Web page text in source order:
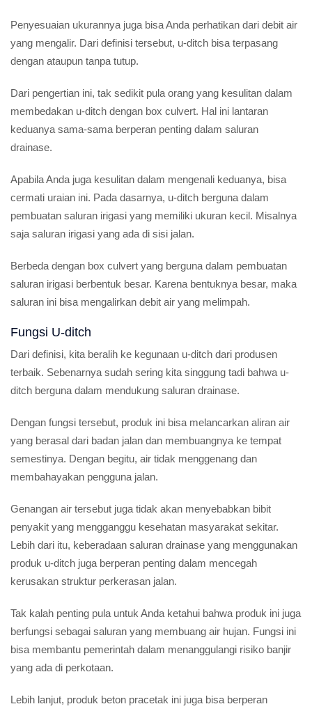
Penyesuaian ukurannya juga bisa Anda perhatikan dari debit air
yang mengalir. Dari definisi tersebut, u-ditch bisa terpasang
dengan ataupun tanpa tutup.
Dari pengertian ini, tak sedikit pula orang yang kesulitan dalam
membedakan u-ditch dengan box culvert. Hal ini lantaran
keduanya sama-sama berperan penting dalam saluran
drainase.
Apabila Anda juga kesulitan dalam mengenali keduanya, bisa
cermati uraian ini. Pada dasarnya, u-ditch berguna dalam
pembuatan saluran irigasi yang memiliki ukuran kecil. Misalnya
saja saluran irigasi yang ada di sisi jalan.
Berbeda dengan box culvert yang berguna dalam pembuatan
saluran irigasi berbentuk besar. Karena bentuknya besar, maka
saluran ini bisa mengalirkan debit air yang melimpah.
Fungsi U-ditch
Dari definisi, kita beralih ke kegunaan u-ditch dari produsen
terbaik. Sebenarnya sudah sering kita singgung tadi bahwa u-
ditch berguna dalam mendukung saluran drainase.
Dengan fungsi tersebut, produk ini bisa melancarkan aliran air
yang berasal dari badan jalan dan membuangnya ke tempat
semestinya. Dengan begitu, air tidak menggenang dan
membahayakan pengguna jalan.
Genangan air tersebut juga tidak akan menyebabkan bibit
penyakit yang mengganggu kesehatan masyarakat sekitar.
Lebih dari itu, keberadaan saluran drainase yang menggunakan
produk u-ditch juga berperan penting dalam mencegah
kerusakan struktur perkerasan jalan.
Tak kalah penting pula untuk Anda ketahui bahwa produk ini juga
berfungsi sebagai saluran yang membuang air hujan. Fungsi ini
bisa membantu pemerintah dalam menanggulangi risiko banjir
yang ada di perkotaan.
Lebih lanjut, produk beton pracetak ini juga bisa berperan